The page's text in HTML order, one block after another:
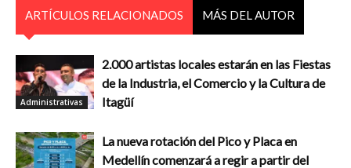
ARTÍCULOS RELACIONADOS MÁS DEL AUTOR
Administrativas
2.000 artistas locales estarán en las Fiestas
de la Industria, el Comercio y la Cultura de
Itagüí
La nueva rotación del Pico y Placa en
Medellín comenzará a regir a partir del